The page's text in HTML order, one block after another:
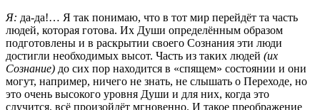
Я: да-да!… Я так понимаю, что в тот мир перейдёт та часть
людей, которая готова. Их Души определённым образом
подготовлены и в раскрытии своего Сознания эти люди
достигли необходимых высот. Часть из таких людей (их
Сознание) до сих пор находится в «спящем» состоянии и они
могут, например, ничего не знать, не слышать о Переходе, но
это очень высокого уровня Души и для них, когда это
случится, всё произойдёт мгновенно. И такое преображение